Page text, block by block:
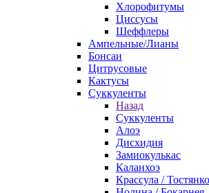
Хлорофитумы
Циссусы
Шеффлеры
Ампельные/Лианы
Бонсаи
Цитрусовые
Кактусы
Суккуленты
Назад
Суккуленты
Алоэ
Дисхидия
Замиокулькас
Каланхоэ
Крассула /